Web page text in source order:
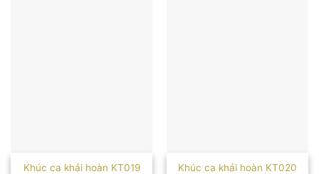
Khúc ca khải hoàn KT019 Khúc ca khải hoàn KT020